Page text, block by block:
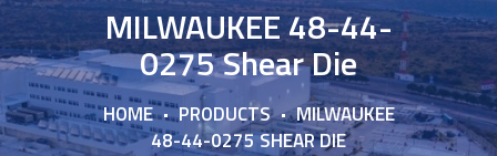
MILWAUKEE 48-44-
0275 Shear Die
HOME PRODUCTS
MILWAUKEE
48-44-0275 SHEAR DIE